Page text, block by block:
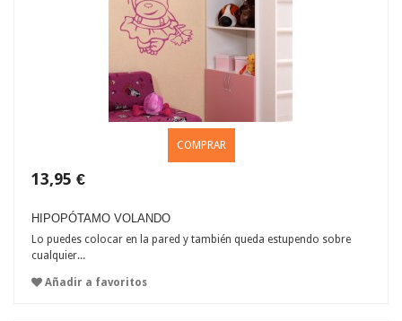
COMPRAR
13,95 €
HIPOPÓTAMO VOLANDO
Lo puedes colocar en la pared y también queda estupendo sobre
cualquier...
Añadir a favoritos